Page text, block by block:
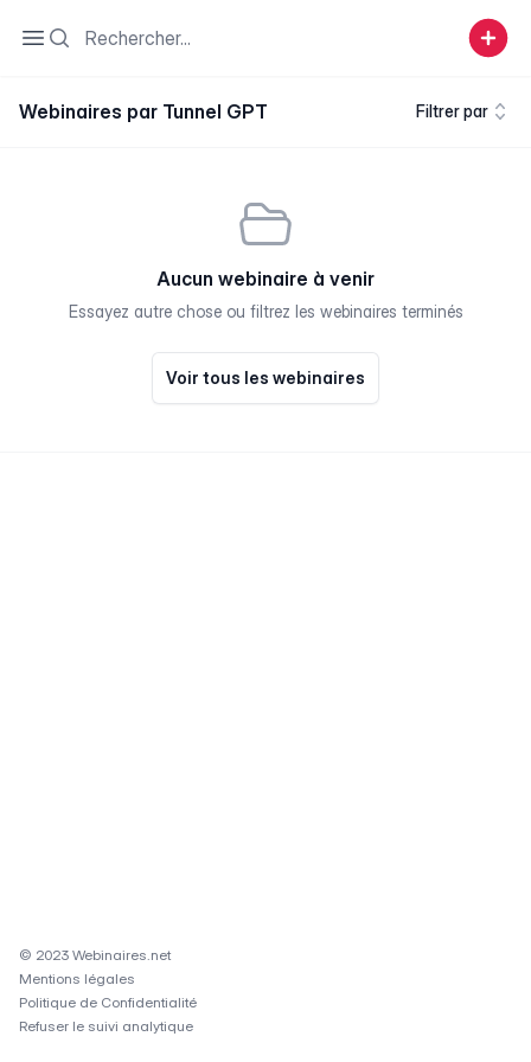
Open sidebar
Search
Webinaires par Tunnel GPT Filtrer par
Aucun webinaire à venir
Essayez autre chose ou filtrez les webinaires terminés
Voir tous les webinaires
© 2023 Webinaires.net
Mentions légales
Politique de Confidentialité
Refuser le suivi analytique